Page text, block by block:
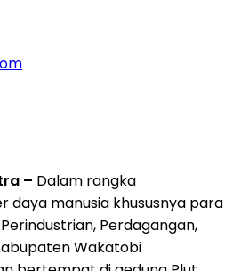
– Dalam rangka
daya manusia khususnya para
Perdagangan,
Wakatobi